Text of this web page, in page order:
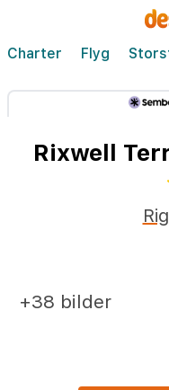
Charter Flyg
Rixwell
+38 bilder